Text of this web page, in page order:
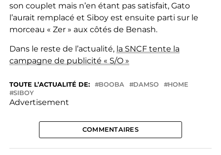
son couplet mais n’en étant pas satisfait, Gato
l’aurait remplacé et Siboy est ensuite parti sur le
morceau « Zer » aux côtés de Benash.
Dans le reste de l’actualité, la SNCF tente la
campagne de publicité « S/O »
TOUTE L’ACTUALITÉ DE: BOOBA DAMSO
HOME
SIBOY
Advertisement
COMMENTAIRES